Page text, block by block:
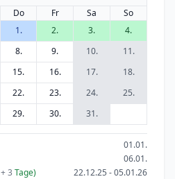
Do Fr Sa
So
1.
2. 3.
4.
8. 9. 10.
11.
15. 16. 17.
18.
22. 23. 24.
25.
29. 30. 31.
01.01.
06.01.
+ 3 Tage) 22.12.25 - 05.01.26